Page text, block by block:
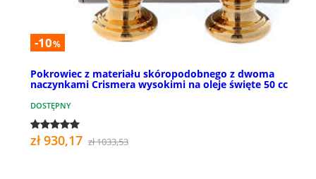
-10%
Pokrowiec z materiału skóropodobnego z dwoma
naczynkami Crismera wysokimi na oleje święte 50 cc
DOSTĘPNY
zł 930,17 zł 1033,53